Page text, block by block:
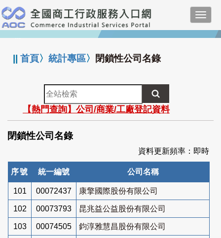
跳
到
主
要
:::
||首頁〉統計專區〉 閉鎖性公司名錄
全
站
檢
索
【熱門查詢】公司/商業/工廠登記資料
閉鎖性公司名錄
資料更新頻率：即時
序號 統一編號 公司名稱
101 00072437 康擎國際股份有限公司
102 00073793 昆兆益公益股份有限公司
103 00074505 鈞淳雅慧昌股份有限公司